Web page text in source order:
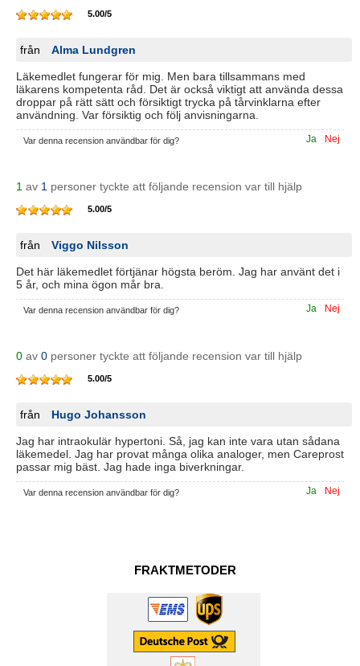
5.00/5
från Alma Lundgren
Läkemedlet fungerar för mig. Men bara tillsammans med
läkarens kompetenta råd. Det är också viktigt att använda dessa
droppar på rätt sätt och försiktigt trycka på tårvinklarna efter
användning. Var försiktig och följ anvisningarna.
Nej
Ja
Var denna recension användbar för dig?
1 av 1 personer tyckte att följande recension var till hjälp
5.00/5
från Viggo Nilsson
Det här läkemedlet förtjänar högsta beröm. Jag har använt det i
5 år, och mina ögon mår bra.
Nej
Ja
Var denna recension användbar för dig?
0 av 0 personer tyckte att följande recension var till hjälp
5.00/5
från Hugo Johansson
Jag har intraokulär hypertoni. Så, jag kan inte vara utan sådana
läkemedel. Jag har provat många olika analoger, men Careprost
passar mig bäst. Jag hade inga biverkningar.
Nej
Ja
Var denna recension användbar för dig?
FRAKTMETODER